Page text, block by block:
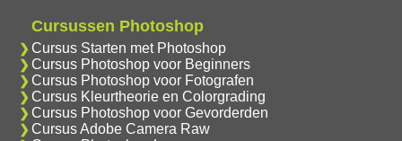
Cursussen Photoshop
Cursus Starten met Photoshop
Cursus Photoshop voor Beginners
Cursus Photoshop voor Fotografen
Cursus Kleurtheorie en Colorgrading
Cursus Photoshop voor Gevorderden
Cursus Adobe Camera Raw